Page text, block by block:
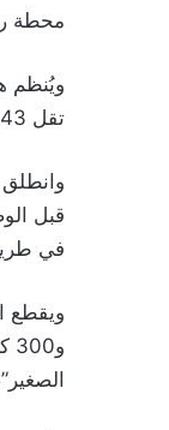
محطة
تقل 43 مشاركا قدموا من فرنسا وهولندا والمملكة المتحدة.
وانطلق
قبل
في